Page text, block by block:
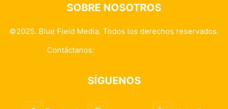
SOBRE NOSOTROS
©2025. Blue Field Media. Todos los derechos reservados.
Contáctanos:
SÍGUENOS